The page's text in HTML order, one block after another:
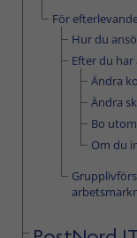
För
Hur du
Efter du
Ändra
Ändra
Bo
Om du